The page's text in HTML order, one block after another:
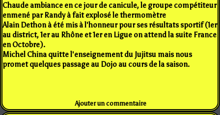
Chaude ambiance en ce jour de canicule, le groupe compétiteur
enmené par Randy à fait explosé le thermomètre
Alain Dethon à été mis à l'honneur pour ses résultats sportif (1er
au district, 1er au Rhône et 1er en Ligue on attend la suite France
en Octobre).
Michel China quitte l'enseignement du Jujitsu mais nous
promet quelques passage au Dojo au cours de la saison.
Ajouter un commentaire